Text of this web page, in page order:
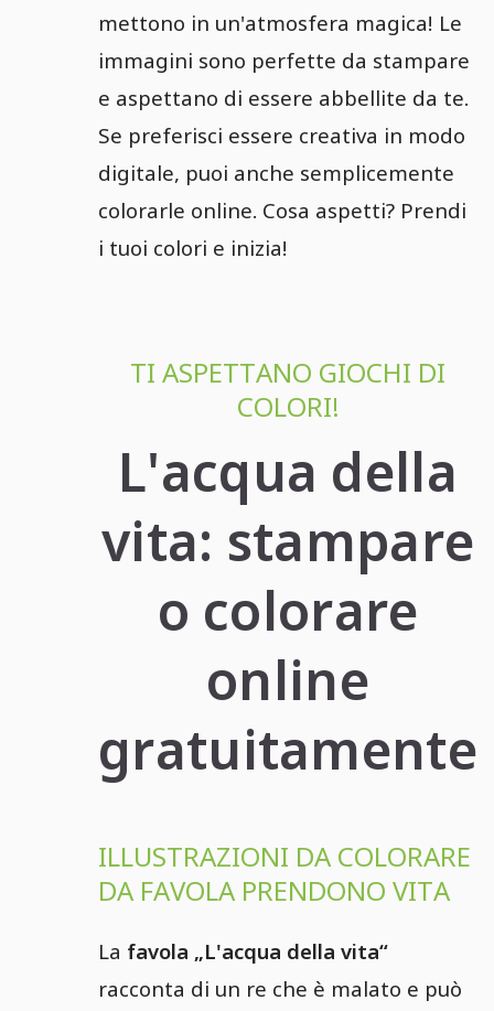
mettono in un'atmosfera magica! Le
immagini sono perfette da stampare
e aspettano di essere abbellite da te.
Se preferisci essere creativa in modo
digitale, puoi anche semplicemente
colorarle online. Cosa aspetti? Prendi
i tuoi colori e inizia!
TI ASPETTANO GIOCHI DI
COLORI!
L'acqua della
vita: stampare
o colorare
online
gratuitamente
ILLUSTRAZIONI DA COLORARE
DA FAVOLA PRENDONO VITA
La favola „L'acqua della vita“
racconta di un re che è malato e può